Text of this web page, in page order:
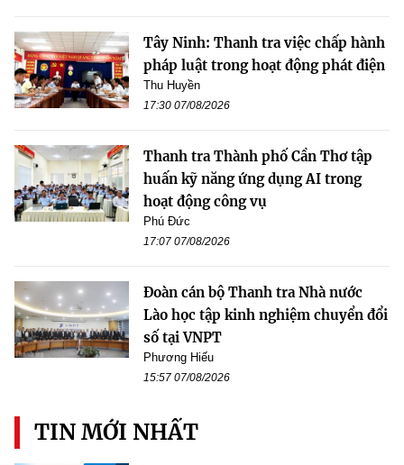
Tây Ninh: Thanh tra việc chấp hành
pháp luật trong hoạt động phát điện
Thu Huyền
17:30 07/08/2026
Thanh tra Thành phố Cần Thơ tập
huấn kỹ năng ứng dụng AI trong
hoạt động công vụ
Phú Đức
17:07 07/08/2026
Đoàn cán bộ Thanh tra Nhà nước
Lào học tập kinh nghiệm chuyển đổi
số tại VNPT
Phương Hiếu
15:57 07/08/2026
TIN MỚI NHẤT